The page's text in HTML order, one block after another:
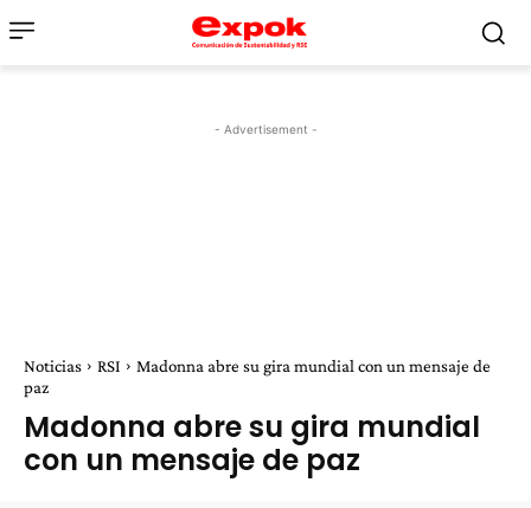
- Advertisement -
Noticias RSI
Madonna abre su gira mundial con un mensaje de
paz
Madonna abre su gira mundial
con un mensaje de paz